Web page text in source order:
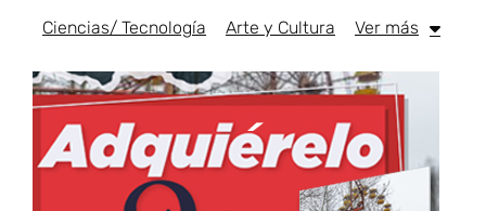
Ciencias/ Tecnología Arte y Cultura Ver más